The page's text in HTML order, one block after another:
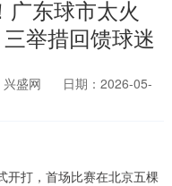
广东球市太火
举措回馈球迷
盛网
日期：2026-05-
开打，首场比赛在北京五棵